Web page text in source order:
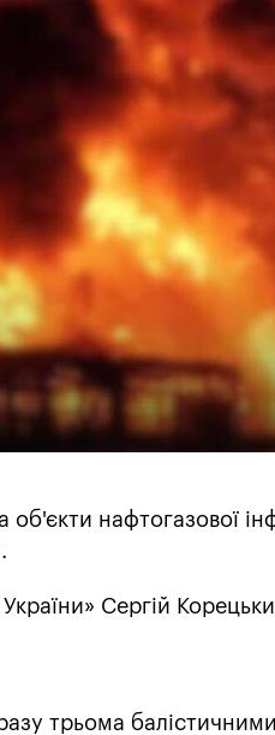
об'єкти нафтогазової
Сергій
трьома